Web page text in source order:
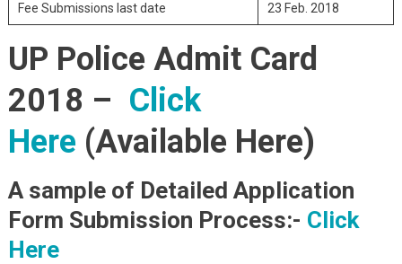
Fee Submissions last date 23 Feb. 2018
UP Police Admit Card
2018 – Click
Here (Available Here)
A sample of Detailed Application
Form Submission Process:- Click
Here